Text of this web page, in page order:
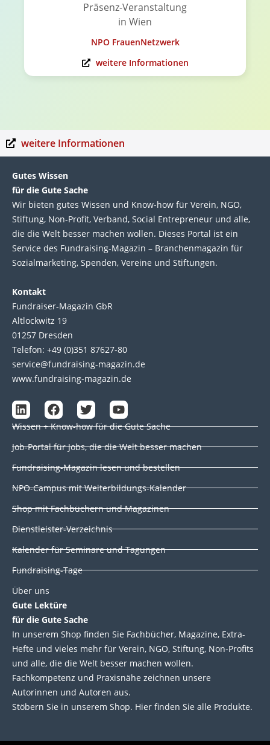
Präsenz-Veranstaltung
in Wien
NPO FrauenNetzwerk
weitere Informationen
weitere Informationen
Gutes Wissen
für die Gute Sache
Wir bie­ten gutes Wis­sen und Know-how für Ver­ein, NGO,
Stif­tung, Non-Profit, Ver­band, Social Entre­pre­neur und alle,
die die Welt bes­ser machen wol­len. Die­ses Por­tal ist ein
Service des Fund­raising-Magazin – Bran­chen­magazin für
Sozial­marke­ting, Spen­den, Ver­eine und Stif­tun­gen.
Kontakt
Fundraiser-Magazin GbR
Altlockwitz 19
01257 Dresden
Telefon: +49 (0)351 87627-80
service@fundraising-magazin.de
www.fundraising-magazin.de
L
i
n
k
e
d
n
F
a
c
e
b
o
k
T
w
i
t
e
Y
o
u
t
u
b
Wissen + Know-how für die Gute Sache
Job-Portal für Jobs, die die Welt besser machen
Fundraising-Magazin lesen und bestellen
NPO-Campus mit Weiterbildungs-Kalender
Shop mit Fachbüchern und Magazinen
Dienstleister-Verzeichnis
Kalender für Seminare und Tagungen
Fundraising-Tage
Über uns
Gute Lektüre
für die Gute Sache
In unserem Shop finden Sie Fachbücher, Magazine, Extra-
Hefte und vieles mehr für Verein, NGO, Stiftung, Non-Profits
und alle, die die Welt besser machen wollen.
Fachkompetenz und Praxisnähe zeichnen unsere
Autorinnen und Autoren aus.
Stöbern Sie in unserem Shop. Hier finden Sie alle Produkte.